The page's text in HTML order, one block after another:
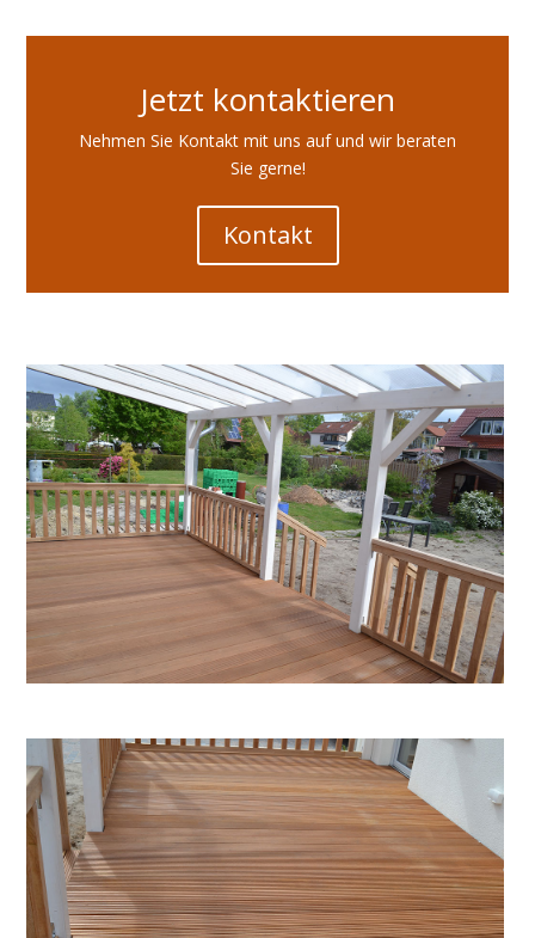
Jetzt kontaktieren
Nehmen Sie Kontakt mit uns auf und wir beraten
Sie gerne!
Kontakt